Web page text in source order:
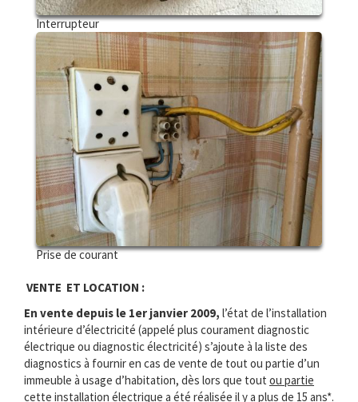
Interrupteur
Prise de courant
VENTE ET LOCATION :
En vente depuis le 1er janvier 2009, l’état de l’installation
intérieure d’électricité (appelé plus courament diagnostic
électrique ou diagnostic électricité) s’ajoute à la liste des
diagnostics à fournir en cas de vente de tout ou partie d’un
immeuble à usage d’habitation, dès lors que tout ou partie
cette installation électrique a été réalisée il y a plus de 15 ans*.